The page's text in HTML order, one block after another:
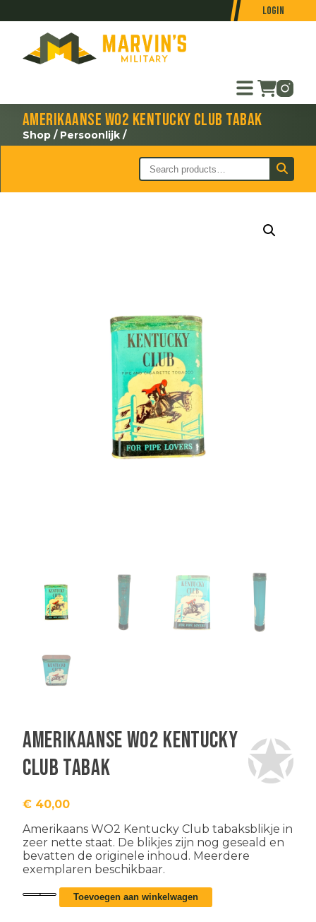
Login
Amerikaanse WO2 Kentucky Club tabak
Shop / Persoonlijk /
Amerikaanse WO2 Kentucky
Club tabak
€ 40,00
Amerikaans WO2 Kentucky Club tabaksblikje in
zeer nette staat. De blikjes zijn nog geseald en
bevatten de originele inhoud. Meerdere
exemplaren beschikbaar.
AmerikaanseToevoegen aan winkelwagen